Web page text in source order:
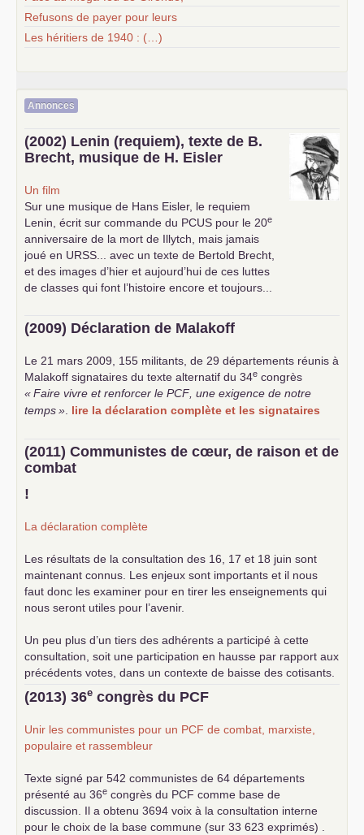
Refusons de payer pour leurs
Les héritiers de 1940 : (…)
Annonces
(2002) Lenin (requiem), texte de B.
Brecht, musique de H. Eisler
Un film
Sur une musique de Hans Eisler, le requiem
Lenin, écrit sur commande du PCUS pour le 20e
anniversaire de la mort de Illytch, mais jamais
joué en URSS ... avec un texte de Bertold Brecht,
et des images d’hier et aujourd’hui de ces luttes
de classes qui font l’histoire encore et toujours...
(2009) Déclaration de Malakoff
Le 21 mars 2009, 155 militants, de 29 départements réunis à
Malakoff signataires du texte alternatif du 34e congrès
«Faire vivre et renforcer le PCF , une exigence de notre
temps» lire la déclaration complète et les signataires
(2011) Communistes de cœur, de raison et de
combat
!
La déclaration complète
Les résultats de la consultation des 16, 17 et 18 juin sont
maintenant connus. Les enjeux sont importants et il nous
faut donc les examiner pour en tirer les enseignements qui
nous seront utiles pour l’avenir.
Un peu plus d’un tiers des adhérents a participé à cette
consultation, soit une participation en hausse par rapport aux
précédents votes, dans un contexte de baisse des cotisants.
... lire la suite
(2013) 36e congrès du PCF
Unir les communistes pour un PCF de combat, marxiste,
populaire et rassembleur
Texte signé par 542 communistes de 64 départements
présenté au 36e congrès du PCF comme base de
discussion. Il a obtenu 3694 voix à la consultation interne
pour le choix de la base commune (sur 33 623 exprimés) .